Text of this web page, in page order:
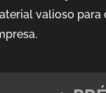
valioso